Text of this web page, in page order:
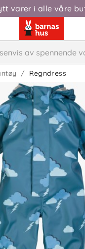
varer i alle våre
Regndress